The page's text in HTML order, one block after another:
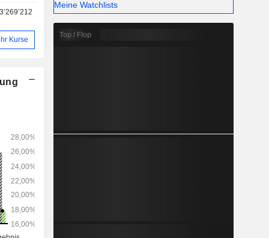
3’269’212
Kurse
Meine Watchlists
Top / Flop